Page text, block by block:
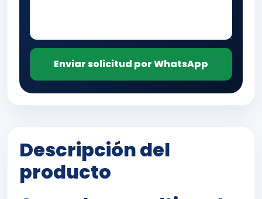
Enviar solicitud por WhatsApp
Descripción del
producto